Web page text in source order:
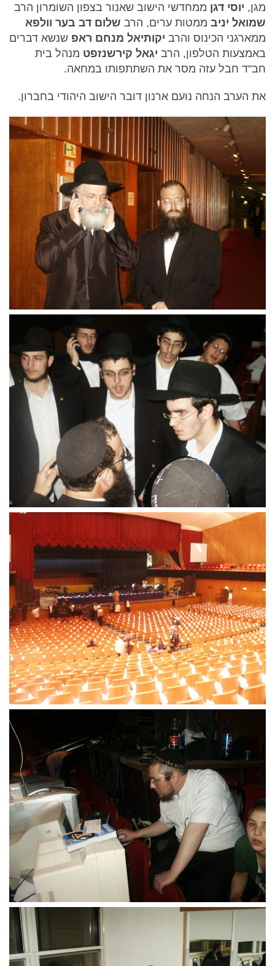
מגן, יוסי דגן ממחדשי הישוב שאנור בצפון השומרון הרב
שמואל יניב ממטות ערים, הרב שלום דב בער וולפא
ממארגני הכינוס והרב יקותיאל מנחם ראפ שנשא דברים
באמצעות הטלפון, הרב יגאל קירשנזפט מנהל בית
חב"ד חבל עזה מסר את השתתפותו במחאה.
את הערב הנחה נועם ארנון דובר הישוב היהודי בחברון.